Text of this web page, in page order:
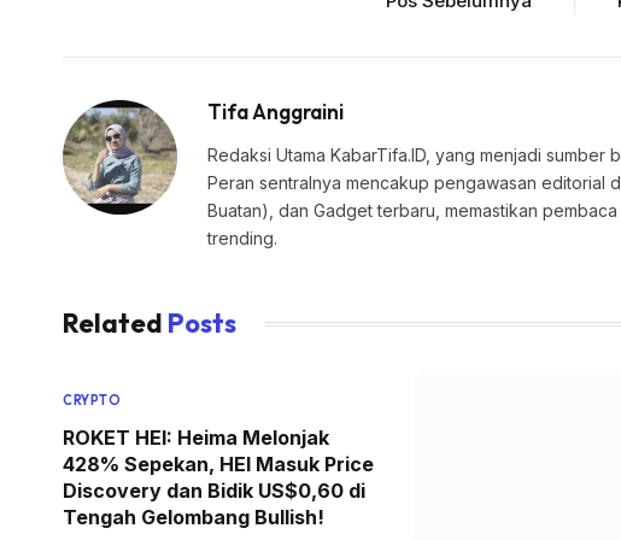
Tifa Anggraini
Redaksi Utama KabarTifa.ID, yang menjadi
Peran sentralnya mencakup pengawasan editorial
Buatan), dan Gadget terbaru, memastikan
trending.
Related Posts
CRYPTO
ROKET HEI: Heima Melonjak
428% Sepekan, HEI Masuk Price
Discovery dan Bidik US$0,60 di
Tengah Gelombang Bullish!